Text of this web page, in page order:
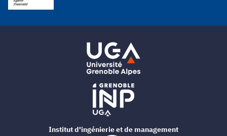
Institut d'ingénierie et de management